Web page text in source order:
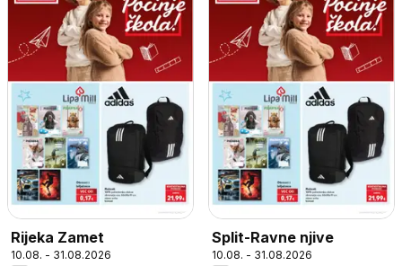
Rijeka Zamet
10.08. - 31.08.2026
Split-Ravne njive
10.08. - 31.08.2026